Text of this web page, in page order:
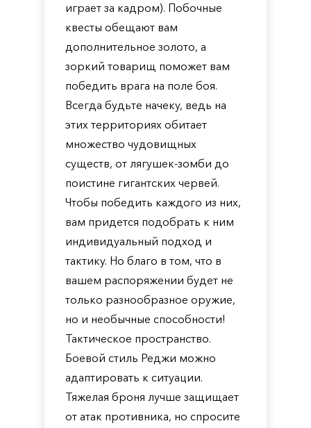
играет за кадром). Побочные
квесты обещают вам
дополнительное золото, а
зоркий товарищ поможет вам
победить врага на поле боя.
Всегда будьте начеку, ведь на
этих территориях обитает
множество чудовищных
существ, от лягушек-зомби до
поистине гигантских червей.
Чтобы победить каждого из них,
вам придется подобрать к ним
индивидуальный подход и
тактику. Но благо в том, что в
вашем распоряжении будет не
только разнообразное оружие,
но и необычные способности!
Тактическое пространство.
Боевой стиль Реджи можно
адаптировать к ситуации.
Тяжелая броня лучше защищает
от атак противника, но спросите